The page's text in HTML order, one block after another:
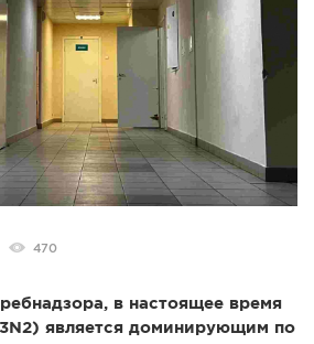
НОВОСТЬ
470
в настоящее время
является доминирующим по